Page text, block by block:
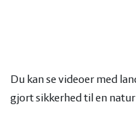
Du kan se videoer med
gjort sikkerhed til en